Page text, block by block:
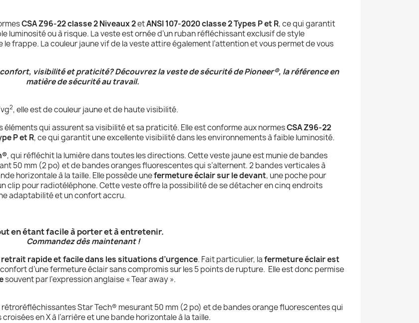
CSA Z96-22 classe 2 Niveaux 2etANSI 107-2020 classe 2 Types P et R, ce qui garantit
luminosité ou à risque. La veste est ornée d’un ruban réfléchissant exclusif de style
le frappe. La couleur jaune vif de la veste attire également l’attention et vous permet de vous
visibilité et praticité? Découvrez la veste de sécurité de Pioneer®, la référence en
matière de sécurité au travail.
2, elle est de couleur jaune et de haute visibilité.
qui assurent sa visibilité et sa praticité. Elle est conforme aux normesCSA Z96-22
P et R, ce qui garantit une excellente visibilité dans les environnements à faible luminosité.
, qui réfléchit la lumière dans toutes les directions.Cette veste jaune est munie de bandes
50 mm (2 po) et de bandes oranges fluorescentes qui s’alternent. 2 bandes verticales à
horizontale à la taille. Elle possède unefermeture éclair sur le devant, une poche pour
clip pour radiotéléphone. Cette veste offre la possibilité de se détacher en cinq endroits
adaptabilité et un confort accru.
en étant facile à porter et à entretenir.
Commandez dès maintenant !
rapide et facile dans les situations d’urgence. Fait particulier, lafermeture éclair est
d’une fermeture éclair sans compromis sur les 5 points de rupture. Elle est donc permise
souvent par l’expression anglaise « Tear away ».
rétroréfléchissantesStar Tech® mesurant 50 mm (2 po) et de bandes orange fluorescentes qui
en X à l’arrière et une bande horizontale à la taille.